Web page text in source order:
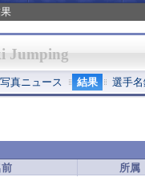
Jumping
写真ニュース 結果 選手
所属